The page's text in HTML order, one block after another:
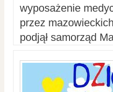
wyposażenie
przez
podjął samorząd